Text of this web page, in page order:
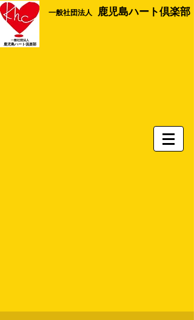
一般社団法人
​鹿児島ハート倶楽部
​一般社団法人 鹿児島ハート倶楽部